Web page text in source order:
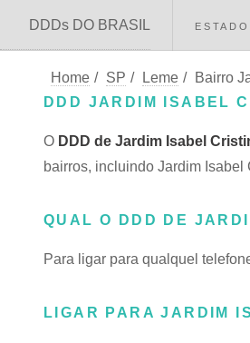
DDDs DO BRASIL
Home / SP / Leme /
Bairro
DDD JARDIM ISABEL
O DDD de Jardim Isabel
bairros, incluindo Jardim
QUAL O DDD DE
Para ligar para qualquel
LIGAR PARA JARDIM